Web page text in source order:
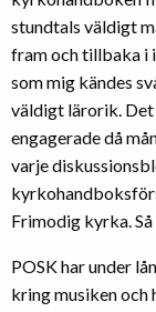
stundtals väldigt
fram och tillbaka i
som mig kändes
väldigt lärorik. Det
engagerade då
varje
Frimodig kyrka.
POSK har under
kring musiken och